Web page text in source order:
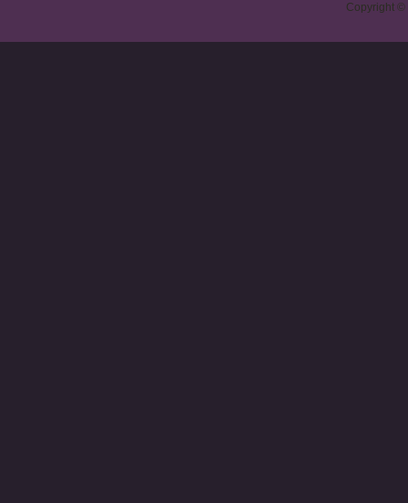
Copyright ©